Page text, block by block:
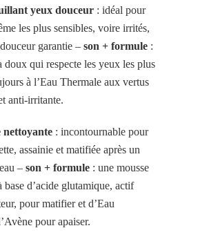
yeux douceur : idéal pour
les plus sensibles, voire irrités,
garantie – son + formule :
doux qui respecte les yeux les plus
à l’Eau Thermale aux vertus
anti-irritante.
nettoyante : incontournable pour
assainie et matifiée après un
– son + formule : une mousse
base d’acide glutamique, actif
pour matifier et d’Eau
pour apaiser.